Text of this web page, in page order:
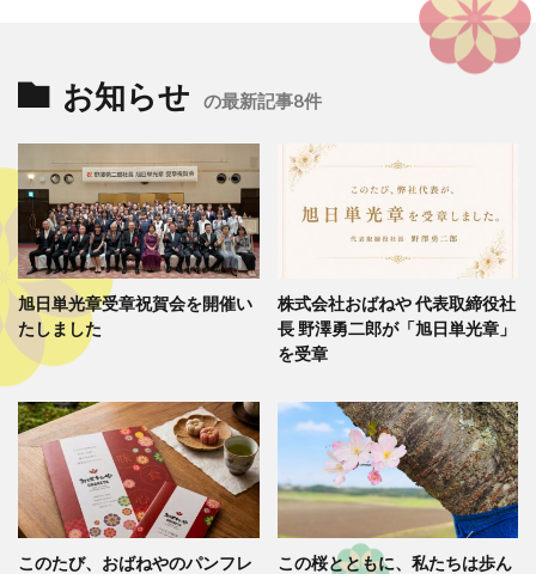
お知らせ の最新記事8件
旭日単光章受章祝賀会を開催い
たしました
株式会社おばねや 代表取締役社
長 野澤勇二郎が「旭日単光章」
を受章
このたび、おばねやのパンフレ
この桜とともに、私たちは歩ん